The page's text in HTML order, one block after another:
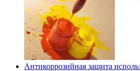
Антикоррозийная защита